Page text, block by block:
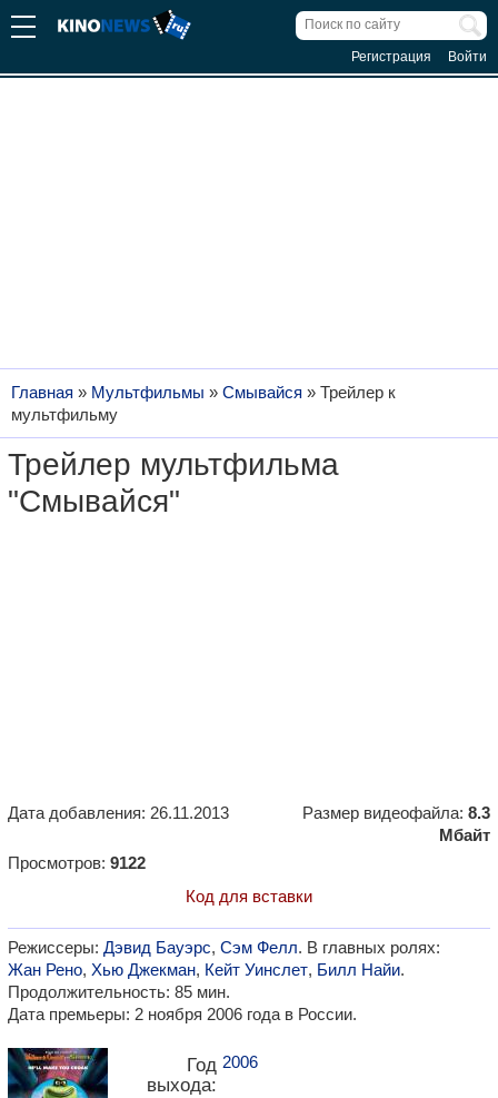
Регистрация Войти
Главная » Мультфильмы » Смывайся » Трейлер к
мультфильму
Трейлер мультфильма
"Смывайся"
Дата добавления: 26.11.2013 Размер видеофайла: 8.3
Мбайт
Просмотров: 9122
Код для вставки
Режиссеры: Дэвид Бауэрс, Сэм Фелл. В главных ролях:
Жан Рено, Хью Джекман, Кейт Уинслет, Билл Найи.
Продолжительность: 85 мин.
Дата премьеры: 2 ноября 2006 года в России.
Год
выхода:
2006